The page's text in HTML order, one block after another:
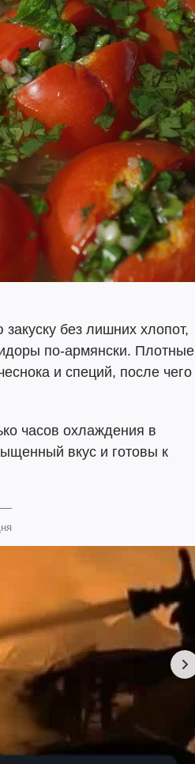
без лишних хлопот,
по-армянски. Плотные
и специй, после чего
часов охлаждения в
вкус и готовы к